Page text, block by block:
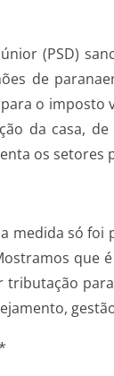
(PSD)
de
o imposto
da casa,
os setores
medida só foi
que
tributação